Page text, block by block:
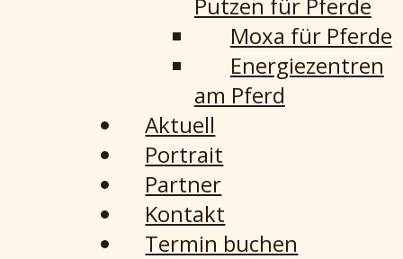
Moxa für Pferde
Energiezentren
am Pferd
Aktuell
Portrait
Partner
Kontakt
Termin buchen